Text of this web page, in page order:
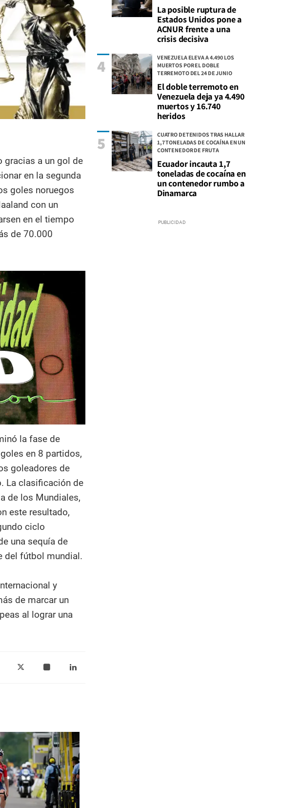
gracias a un gol de
en la segunda
goles noruegos
con un
en el tiempo
de 70.000
la fase de
en 8 partidos,
goleadores de
La clasificación de
de los Mundiales,
este resultado,
ciclo
una sequía de
del fútbol mundial.​
y
de marcar un
al lograr una
La posible ruptura de
Estados Unidos pone a
ACNUR frente a una
crisis decisiva
VENEZUELA ELEVA A 4.490 LOS
MUERTOS POR EL DOBLE
TERREMOTO DEL 24 DE JUNIO
El doble terremoto en
Venezuela deja ya 4.490
muertos y 16.740
heridos
4
CUATRO DETENIDOS TRAS HALLAR
1,7 TONELADAS DE COCAÍNA EN UN
CONTENEDOR DE FRUTA
Ecuador incauta 1,7
toneladas de cocaína en
un contenedor rumbo a
Dinamarca
5